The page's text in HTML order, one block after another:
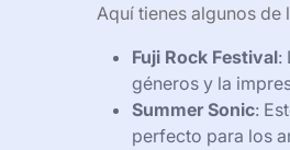
Aquí tienes algunos de
Fuji Rock Festival:
géneros y la
Summer Sonic:
perfecto para los